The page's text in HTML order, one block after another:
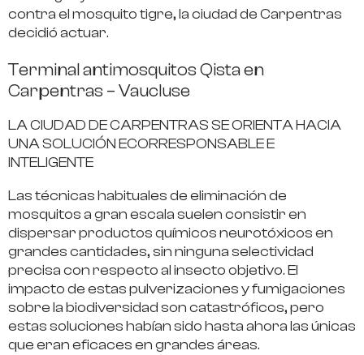
contra el mosquito tigre, la ciudad de Carpentras
decidió actuar.
Terminal antimosquitos Qista en
Carpentras – Vaucluse
LA CIUDAD DE CARPENTRAS SE ORIENTA HACIA
UNA SOLUCIÓN ECORRESPONSABLE E
INTELIGENTE
Las técnicas habituales de eliminación de
mosquitos a gran escala suelen consistir en
dispersar productos químicos neurotóxicos en
grandes cantidades, sin ninguna selectividad
precisa con respecto al insecto objetivo. El
impacto de estas pulverizaciones y fumigaciones
sobre la biodiversidad son catastróficos, pero
estas soluciones habían sido hasta ahora las únicas
que eran eficaces en grandes áreas.